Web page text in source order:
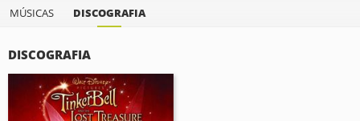
MÚSICAS DISCOGRAFIA
DISCOGRAFIA